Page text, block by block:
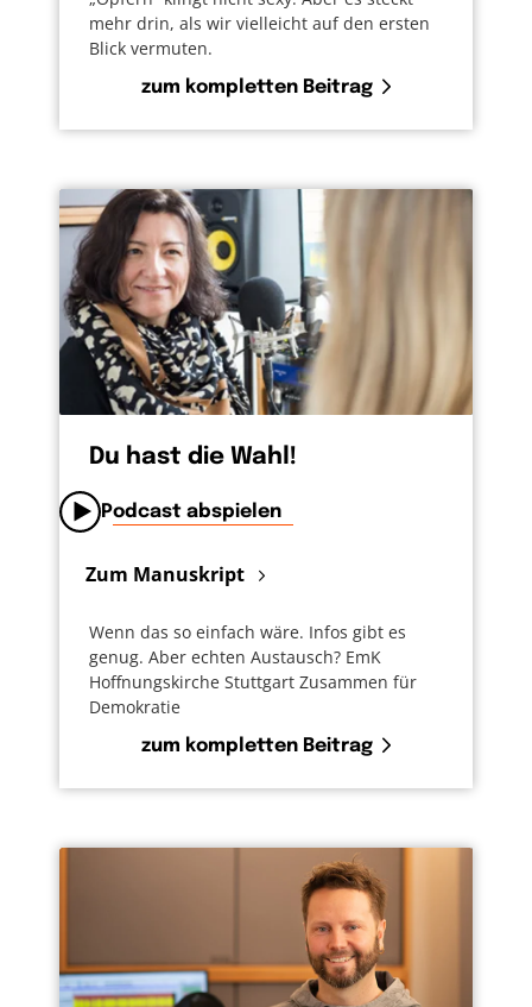
mehr drin, als wir vielleicht auf den ersten
Blick vermuten.
zum kompletten Beitrag
Du hast die Wahl!
Podcast abspielen
Zum Manuskript
Wenn das so einfach wäre. Infos gibt es
genug. Aber echten Austausch? EmK
Hoffnungskirche Stuttgart Zusammen für
Demokratie
zum kompletten Beitrag